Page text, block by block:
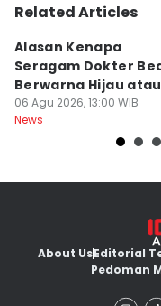
Related Articles
Alasan Kenapa
Seragam Dokter
Berwarna Hijau atau
Biru, Bukan Putih
06 Agu 2026, 13:00 WIB
News
About UsEditorial
Pedoman